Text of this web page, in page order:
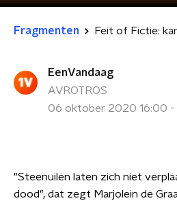
Fragmenten
EenVandaag
AVROTROS
06 oktober 2020 16:00 -
"Steenuilen laten zich niet
dood", dat zegt Marjolein de